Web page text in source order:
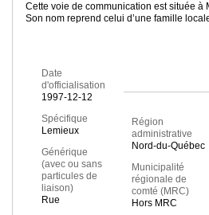
Cette voie de communication est située à
Son nom reprend celui d’une famille
Date
d'officialisation
1997-12-12
Spécifique
Lemieux
Générique
(avec ou sans
particules de
liaison)
Rue
Région
administrative
Nord-du-Québec
Municipalité
régionale de
comté (MRC)
Hors MRC